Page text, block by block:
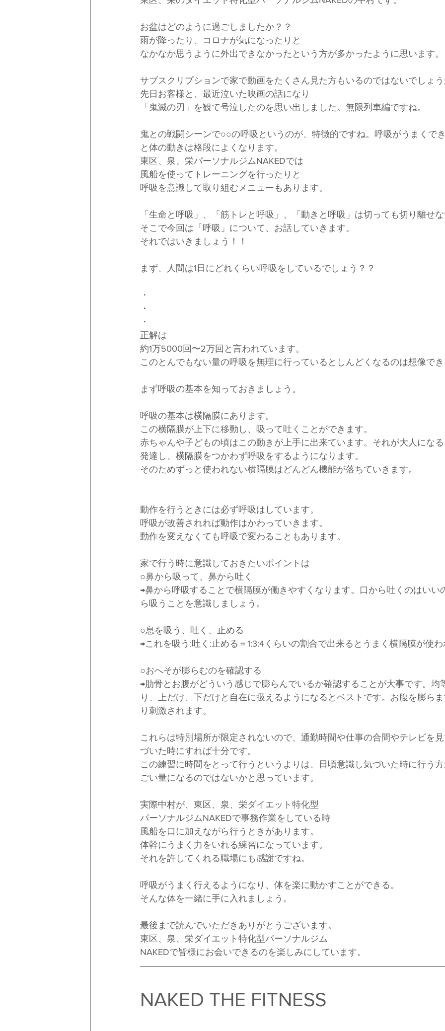
お盆はどのように過ごしましたか？？
雨が降ったり、コロナが気になったりと
なかなか思うように外出できなかったという方が多かったように思います。
サブスクリプションで家で動画をたくさん見た方もいるのではないでしょう
先日お客様と、最近泣いた映画の話になり
「鬼滅の刃」を観て号泣したのを思い出しました。無限列車編ですね。
鬼との戦闘シーンで○○の呼吸というのが、特徴的ですね。呼吸がうまくで
と体の動きは格段によくなります。
東区、泉、栄パーソナルジムNAKEDでは
風船を使ってトレーニングを行ったりと
呼吸を意識して取り組むメニューもあります。
「生命と呼吸」、「筋トレと呼吸」、「動きと呼吸」は切っても切り離せな
そこで今回は「呼吸」について、お話していきます。
それではいきましょう！！
まず、人間は1日にどれくらい呼吸をしているでしょう？？
・
・
・
正解は
約1万5000回〜2万回と言われています。
このとんでもない量の呼吸を無理に行っているとしんどくなるのは想像でき
まず呼吸の基本を知っておきましょう。
呼吸の基本は横隔膜にあります。
この横隔膜が上下に移動し、吸って吐くことができます。
赤ちゃんや子どもの頃はこの動きが上手に出来ています。それが大人にな
発達し、横隔膜をつかわず呼吸をするようになります。
そのためずっと使われない横隔膜はどんどん機能が落ちていきます。
動作を行うときには必ず呼吸はしています。
呼吸が改善されれば動作はかわっていきます。
動作を変えなくても呼吸で変わることもあります。
家で行う時に意識しておきたいポイントは
○鼻から吸って、鼻から吐く
→鼻から呼吸することで横隔膜が働きやすくなります。口から吐くのはいい
ら吸うことを意識しましょう。
○息を吸う、吐く、止める
→これを吸う:吐く:止める＝1:3:4くらいの割合で出来るとうまく横隔膜が使わ
○おへそが膨らむのを確認する
→肋骨とお腹がどういう感じで膨らんでいるか確認することが大事です。均
り、上だけ、下だけと自在に扱えるようになるとベストです。お腹を膨ら
り刺激されます。
これらは特別場所が限定されないので、通勤時間や仕事の合間やテレビを
づいた時にすれば十分です。
この練習に時間をとって行うというよりは、日頃意識し気づいた時に行う
ごい量になるのではないかと思っています。
実際中村が、東区、泉、栄ダイエット特化型
パーソナルジムNAKEDで事務作業をしている時
風船を口に加えながら行うときがあります。
体幹にうまく力をいれる練習になっています。
それを許してくれる職場にも感謝ですね。
呼吸がうまく行えるようになり、体を楽に動かすことができる。
そんな体を一緒に手に入れましょう。
最後まで読んでいただきありがとうございます。
東区、泉、栄ダイエット特化型パーソナルジム
NAKEDで皆様にお会いできるのを楽しみにしています。
NAKED THE FITNESS